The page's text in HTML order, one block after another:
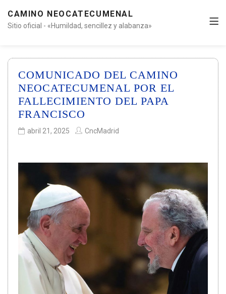
CAMINO NEOCATECUMENAL
Sitio oficial - «Humildad, sencillez y alabanza»
COMUNICADO DEL CAMINO
NEOCATECUMENAL POR EL
FALLECIMIENTO DEL PAPA
FRANCISCO
abril 21, 2025 CncMadrid